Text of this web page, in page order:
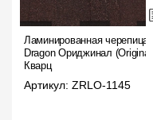
Ламинированная черепица
Dragon Ориджинал (Original),
Кварц
Артикул: ZRLO-1145